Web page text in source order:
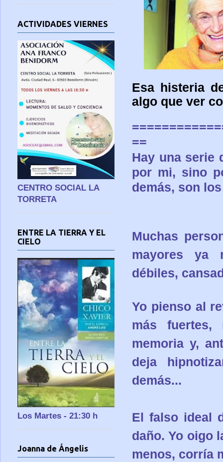
Esa histeria
algo que ver
==
Hay una serie
por mi, sino
demás, son
Muchas
mayores ya
débiles,
Yo pienso al
más
memoria y,
deja
demás...
El falso ideal
daño. Yo oigo
menos, corría
ACTIVIDADES VIERNES
CENTRO SOCIAL LA
TORRETA
ENTRE LA TIERRA Y EL
CIELO
Los Martes - 21:30 h
Joanna de Ángelis